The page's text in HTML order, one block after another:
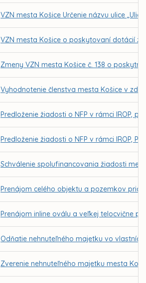
VZN mesta Košice Určenie názvu ulice
VZN mesta Košice o poskytovaní dotácií z
Zmeny VZN mesta Košice č. 138 o
Vyhodnotenie členstva mesta Košice v
Predloženie žiadosti o NFP v rámci IROP,
Predloženie žiadosti o NFP v rámci IROP,
Schválenie spolufinancovania žiadosti
Prenájom celého objektu a pozemkov
Prenájom inline oválu a veľkej telocvične
Odňatie nehnuteľného majetku vo
Zverenie nehnuteľného majetku mesta